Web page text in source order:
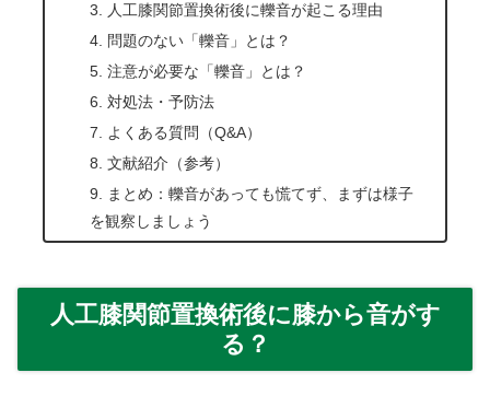
3. 人工膝関節置換術後に轢音が起こる理由
4. 問題のない「轢音」とは？
5. 注意が必要な「轢音」とは？
6. 対処法・予防法
7. よくある質問（Q&A）
8. 文献紹介（参考）
9. まとめ：轢音があっても慌てず、まずは様子
を観察しましょう
人工膝関節置換術後に膝から音がす
る？